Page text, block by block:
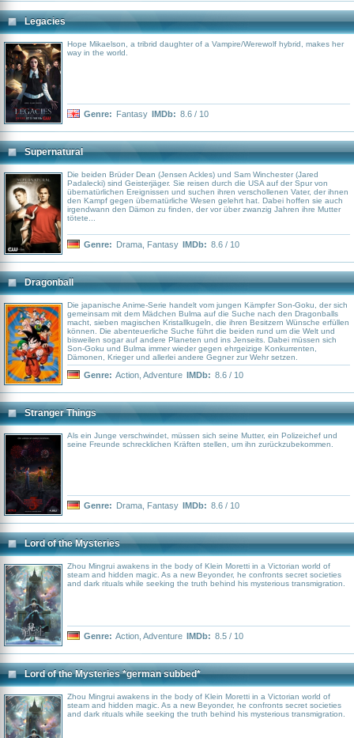
Legacies
Hope Mikaelson, a tribrid daughter of a Vampire/Werewolf hybrid, makes her
way in the world.
Genre: Fantasy IMDb: 8.6 / 10
Supernatural
Die beiden Brüder Dean (Jensen Ackles) und Sam Winchester (Jared
Padalecki) sind Geisterjäger. Sie reisen durch die USA auf der Spur von
übernatürlichen Ereignissen und suchen ihren verschollenen Vater, der ihnen
den Kampf gegen übernatürliche Wesen gelehrt hat. Dabei hoffen sie auch
irgendwann den Dämon zu finden, der vor über zwanzig Jahren ihre Mutter
tötete...
Genre: Drama Fantasy IMDb: 8.6 / 10
Dragonball
Die japanische Anime-Serie handelt vom jungen Kämpfer Son-Goku, der sich
gemeinsam mit dem Mädchen Bulma auf die Suche nach den Dragonballs
macht, sieben magischen Kristallkugeln, die ihren Besitzern Wünsche erfüllen
können. Die abenteuerliche Suche führt die beiden rund um die Welt und
bisweilen sogar auf andere Planeten und ins Jenseits. Dabei müssen sich
Son-Goku und Bulma immer wieder gegen ehrgeizige Konkurrenten,
Dämonen, Krieger und allerlei andere Gegner zur Wehr setzen.
Genre: Action Adventure IMDb: 8.6 / 10
Stranger Things
Als ein Junge verschwindet, müssen sich seine Mutter, ein Polizeichef und
seine Freunde schrecklichen Kräften stellen, um ihn zurückzubekommen.
Genre: Drama Fantasy IMDb: 8.6 / 10
Lord of the Mysteries
Zhou Mingrui awakens in the body of Klein Moretti in a Victorian world of
steam and hidden magic. As a new Beyonder, he confronts secret societies
and dark rituals while seeking the truth behind his mysterious transmigration.
Genre: Action Adventure IMDb: 8.5 / 10
Lord of the Mysteries *german subbed*
Zhou Mingrui awakens in the body of Klein Moretti in a Victorian world of
steam and hidden magic. As a new Beyonder, he confronts secret societies
and dark rituals while seeking the truth behind his mysterious transmigration.